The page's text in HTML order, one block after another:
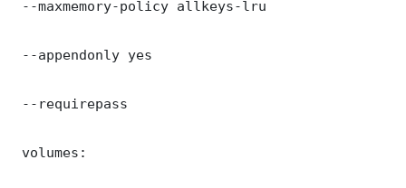
--maxmemory-policy allkeys-lru
--appendonly yes
--requirepass
volumes: